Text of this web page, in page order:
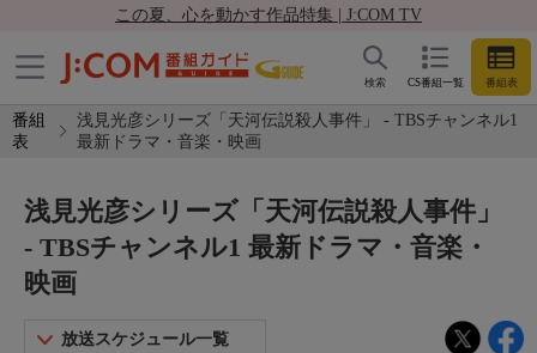
この夏、心を動かす作品特集 | J:COM TV
CS番組一覧 番組表
検索
番組
表
浅見光彦シリーズ「天河伝説殺人事件」 - TBSチャンネル1
最新ドラマ・音楽・映画
浅見光彦シリーズ「天河伝説殺人事件」
- TBSチャンネル1 最新ドラマ・音楽・
映画
放送スケジュール一覧